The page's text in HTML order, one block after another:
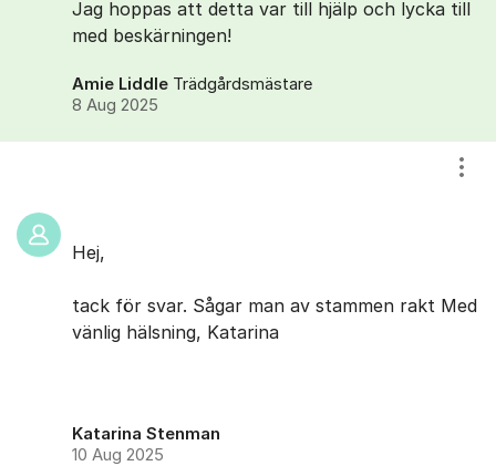
Jag hoppas att detta var till hjälp och lycka till
med beskärningen!
Amie Liddle Trädgårdsmästare
8 Aug 2025
Hej,
tack för svar. Sågar man av stammen rakt Med
vänlig hälsning, Katarina
Katarina Stenman
10 Aug 2025